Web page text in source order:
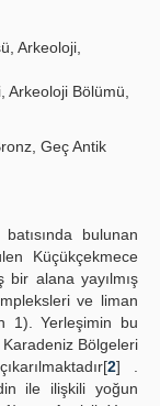
Arkeoloji,
Bölümü,
Geç Antik
bulunan
Küçükçekmece
bir alana yayılmış
ve liman
1). Yerleşimin bu
Bölgeleri
2] .
ile ilişkili yoğun